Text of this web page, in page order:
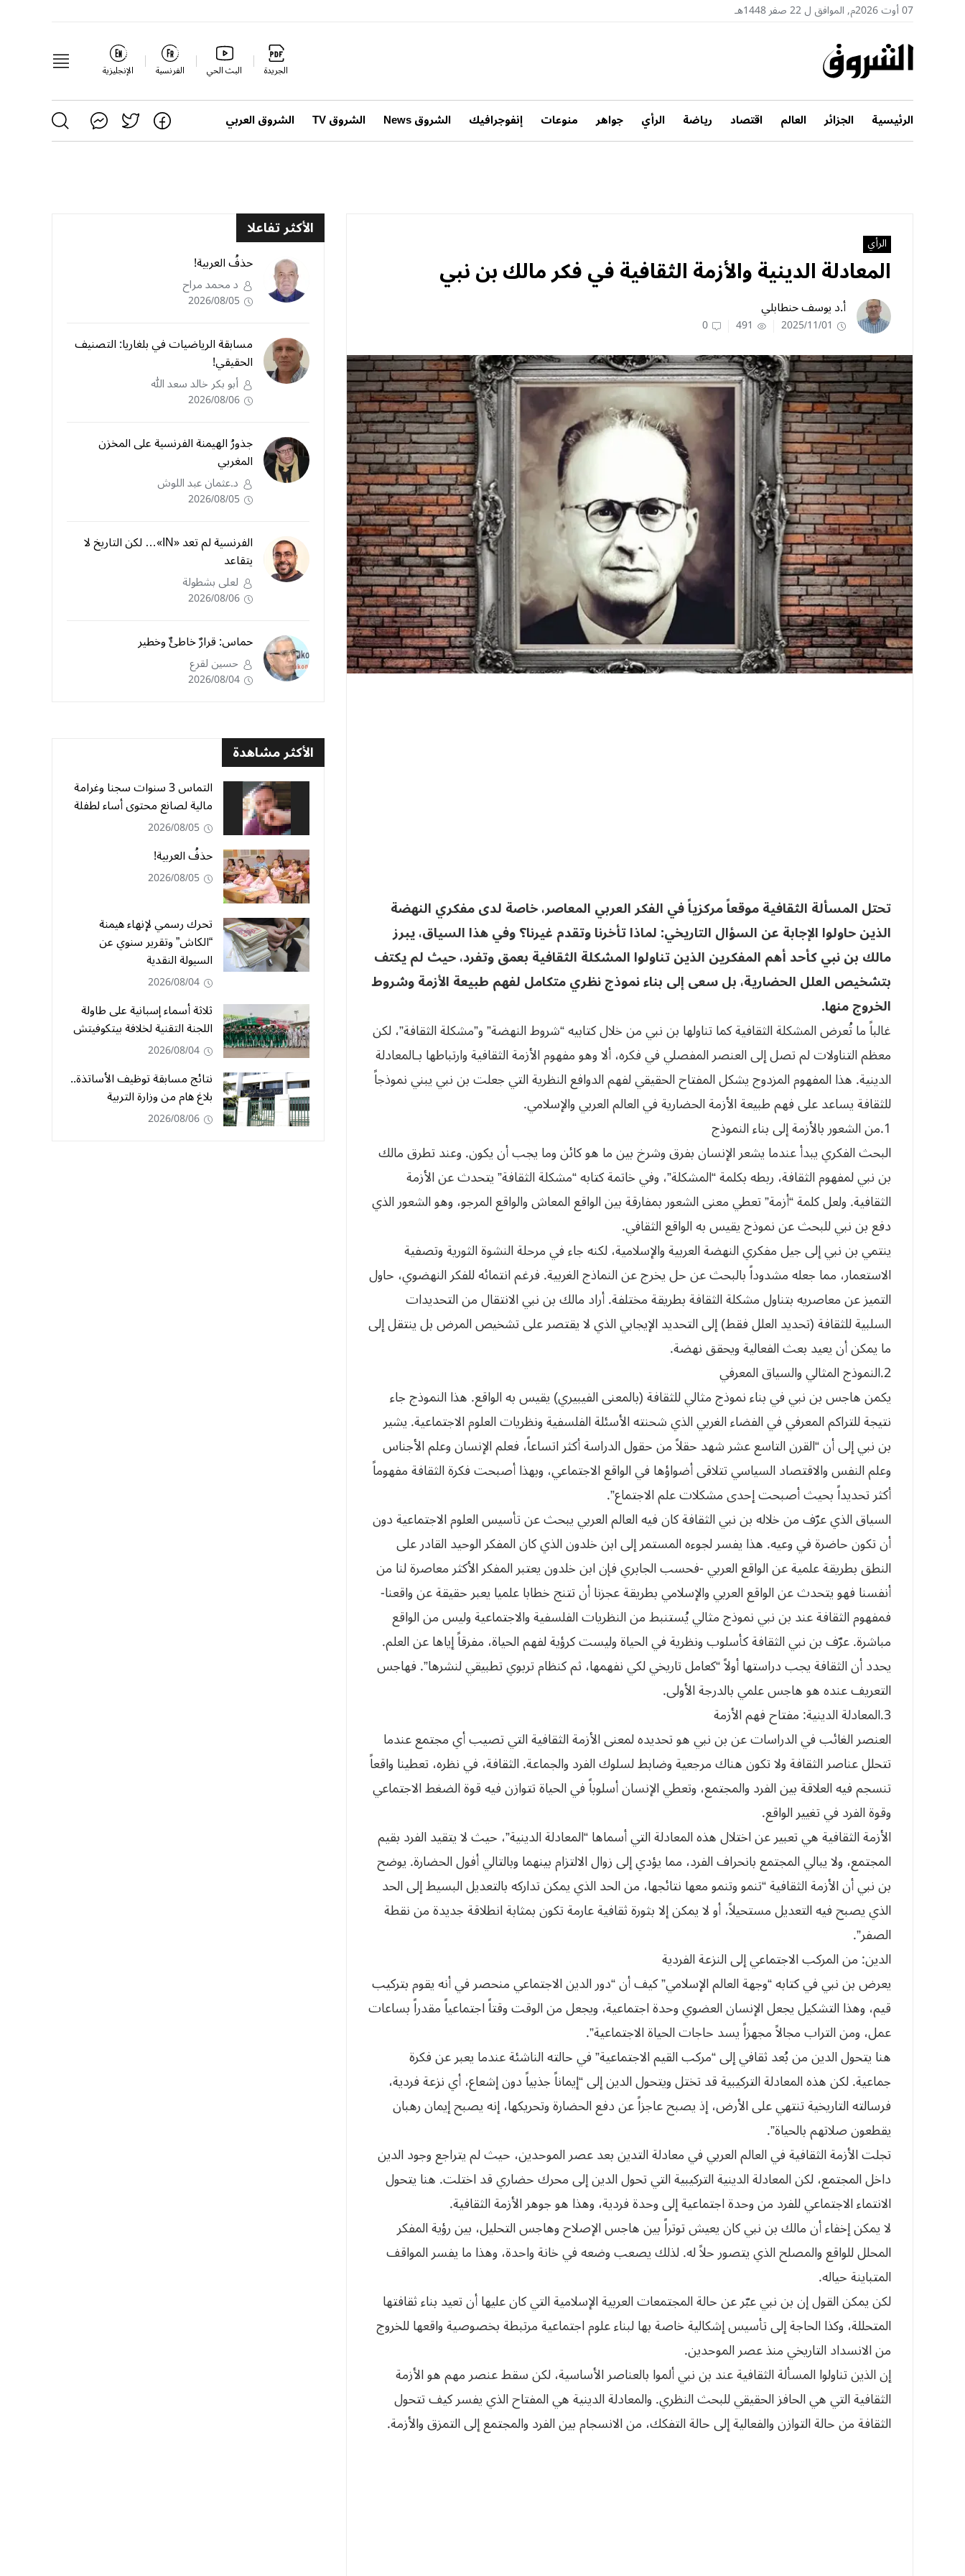
07 أوت 2026م, الموافق ل 22 صفر 1448هـ
الجريدة البث الحي الفرنسية الإنجليزية
الرئيسية الجزائر العالم اقتصاد رياضة الرأي جواهر منوعات إنفوجرافيك الشروق News الشروق TV الشروق العربي
الرأي
المعادلة الدينية والأزمة الثقافية في فكر مالك بن نبي
أ.د يوسف حنطابلي
2025/11/01
491
0
تحتل المسألة الثقافية موقعاً مركزياً في الفكر العربي المعاصر، خاصة لدى مفكري النهضة
الذين حاولوا الإجابة عن السؤال التاريخي: لماذا تأخرنا وتقدم غيرنا؟ وفي هذا السياق، يبرز
مالك بن نبي كأحد أهم المفكرين الذين تناولوا المشكلة الثقافية بعمق وتفرد، حيث لم يكتف
بتشخيص العلل الحضارية، بل سعى إلى بناء نموذج نظري متكامل لفهم طبيعة الأزمة وشروط
الخروج منها.
غالباً ما تُعرض المشكلة الثقافية كما تناولها بن نبي من خلال كتابيه “شروط النهضة” و”مشكلة الثقافة”، لكن
معظم التناولات لم تصل إلى العنصر المفصلي في فكره، ألا وهو مفهوم الأزمة الثقافية وارتباطها بـالمعادلة
الدينية. هذا المفهوم المزدوج يشكل المفتاح الحقيقي لفهم الدوافع النظرية التي جعلت بن نبي يبني نموذجاً
للثقافة يساعد على فهم طبيعة الأزمة الحضارية في العالم العربي والإسلامي.
1.من الشعور بالأزمة إلى بناء النموذج
البحث الفكري يبدأ عندما يشعر الإنسان بفرق وشرخ بين ما هو كائن وما يجب أن يكون. وعند تطرق مالك
بن نبي لمفهوم الثقافة، ربطه بكلمة “المشكلة”، وفي خاتمة كتابه “مشكلة الثقافة” يتحدث عن الأزمة
الثقافية. ولعل كلمة “أزمة” تعطي معنى الشعور بمفارقة بين الواقع المعاش والواقع المرجو، وهو الشعور الذي
دفع بن نبي للبحث عن نموذج يقيس به الواقع الثقافي.
ينتمي بن نبي إلى جيل مفكري النهضة العربية والإسلامية، لكنه جاء في مرحلة النشوة الثورية وتصفية
الاستعمار، مما جعله مشدوداً بالبحث عن حل يخرج عن النماذج الغربية. فرغم انتمائه للفكر النهضوي، حاول
التميز عن معاصريه بتناول مشكلة الثقافة بطريقة مختلفة. أراد مالك بن نبي الانتقال من التحديدات
السلبية للثقافة (تحديد العلل فقط) إلى التحديد الإيجابي الذي لا يقتصر على تشخيص المرض بل ينتقل إلى
ما يمكن أن يعيد بعث الفعالية ويحقق نهضة.
2.النموذج المثالي والسياق المعرفي
يكمن هاجس بن نبي في بناء نموذج مثالي للثقافة (بالمعنى الفيبيري) يقيس به الواقع. هذا النموذج جاء
نتيجة للتراكم المعرفي في الفضاء الغربي الذي شحنته الأسئلة الفلسفية ونظريات العلوم الاجتماعية. يشير
بن نبي إلى أن “القرن التاسع عشر شهد حقلاً من حقول الدراسة أكثر اتساعاً، فعلم الإنسان وعلم الأجناس
وعلم النفس والاقتصاد السياسي تتلاقى أضواؤها في الواقع الاجتماعي، وبهذا أصبحت فكرة الثقافة مفهوماً
أكثر تحديداً بحيث أصبحت إحدى مشكلات علم الاجتماع”.
السياق الذي عرّف من خلاله بن نبي الثقافة كان فيه العالم العربي يبحث عن تأسيس العلوم الاجتماعية دون
أن تكون حاضرة في وعيه. هذا يفسر لجوءه المستمر إلى ابن خلدون الذي كان المفكر الوحيد القادر على
النطق بطريقة علمية عن الواقع العربي -فحسب الجابري فإن ابن خلدون يعتبر المفكر الأكثر معاصرة لنا من
أنفسنا فهو يتحدث عن الواقع العربي والإسلامي بطريقة عجزنا أن تتنج خطابا علميا يعبر حقيقة عن واقعنا-
فمفهوم الثقافة عند بن نبي نموذج مثالي يُستنبط من النظريات الفلسفية والاجتماعية وليس من الواقع
مباشرة. عرّف بن نبي الثقافة كأسلوب ونظرية في الحياة وليست كرؤية لفهم الحياة، مفرقاً إياها عن العلم.
يحدد أن الثقافة يجب دراستها أولاً “كعامل تاريخي لكي نفهمها، ثم كنظام تربوي تطبيقي لنشرها”. فهاجس
التعريف عنده هو هاجس علمي بالدرجة الأولى.
3.المعادلة الدينية: مفتاح فهم الأزمة
العنصر الغائب في الدراسات عن بن نبي هو تحديده لمعنى الأزمة الثقافية التي تصيب أي مجتمع عندما
تتحلل عناصر الثقافة ولا تكون هناك مرجعية وضابط لسلوك الفرد والجماعة. الثقافة، في نظره، تعطينا واقعاً
تنسجم فيه العلاقة بين الفرد والمجتمع، وتعطي الإنسان أسلوباً في الحياة تتوازن فيه قوة الضغط الاجتماعي
وقوة الفرد في تغيير الواقع.
الأزمة الثقافية هي تعبير عن اختلال هذه المعادلة التي أسماها “المعادلة الدينية”، حيث لا يتقيد الفرد بقيم
المجتمع، ولا يبالي المجتمع بانحراف الفرد، مما يؤدي إلى زوال الالتزام بينهما وبالتالي أفول الحضارة. يوضح
بن نبي أن الأزمة الثقافية “تنمو وتنمو معها نتائجها، من الحد الذي يمكن تداركه بالتعديل البسيط إلى الحد
الذي يصبح فيه التعديل مستحيلاً، أو لا يمكن إلا بثورة ثقافية عارمة تكون بمثابة انطلاقة جديدة من نقطة
الصفر”.
الدين: من المركب الاجتماعي إلى النزعة الفردية
يعرض بن نبي في كتابه “وجهة العالم الإسلامي” كيف أن “دور الدين الاجتماعي منحصر في أنه يقوم بتركيب
قيم، وهذا التشكيل يجعل الإنسان العضوي وحدة اجتماعية، ويجعل من الوقت وقتاً اجتماعياً مقدراً بساعات
عمل، ومن التراب مجالاً مجهزاً يسد حاجات الحياة الاجتماعية”.
هنا يتحول الدين من بُعد ثقافي إلى “مركب القيم الاجتماعية” في حالته الناشئة عندما يعبر عن فكرة
جماعية. لكن هذه المعادلة التركيبية قد تختل ويتحول الدين إلى “إيماناً جذبياً دون إشعاع، أي نزعة فردية،
فرسالته التاريخية تنتهي على الأرض، إذ يصبح عاجزاً عن دفع الحضارة وتحريكها، إنه يصبح إيمان رهبان
يقطعون صلاتهم بالحياة”.
تجلت الأزمة الثقافية في العالم العربي في معادلة التدين بعد عصر الموحدين، حيث لم يتراجع وجود الدين
داخل المجتمع، لكن المعادلة الدينية التركيبية التي تحول الدين إلى محرك حضاري قد اختلت. هنا يتحول
الانتماء الاجتماعي للفرد من وحدة اجتماعية إلى وحدة فردية، وهذا هو جوهر الأزمة الثقافية.
لا يمكن إخفاء أن مالك بن نبي كان يعيش توتراً بين هاجس الإصلاح وهاجس التحليل، بين رؤية المفكر
المحلل للواقع والمصلح الذي يتصور حلاً له. لذلك يصعب وضعه في خانة واحدة، وهذا ما يفسر المواقف
المتباينة حياله.
لكن يمكن القول إن بن نبي عبّر عن حالة المجتمعات العربية الإسلامية التي كان عليها أن تعيد بناء ثقافتها
المتحللة، وكذا الحاجة إلى تأسيس إشكالية خاصة بها لبناء علوم اجتماعية مرتبطة بخصوصية واقعها للخروج
من الانسداد التاريخي منذ عصر الموحدين.
إن الذين تناولوا المسألة الثقافية عند بن نبي ألموا بالعناصر الأساسية، لكن سقط عنصر مهم هو الأزمة
الثقافية التي هي الحافز الحقيقي للبحث النظري. والمعادلة الدينية هي المفتاح الذي يفسر كيف تتحول
الثقافة من حالة التوازن والفعالية إلى حالة التفكك، من الانسجام بين الفرد والمجتمع إلى التمزق والأزمة.
الأكثر تفاعلا
حذفُ العربية!
د محمد مراح
2026/08/05
مسابقة الرياضيات في بلغاريا: التصنيف
الحقيقي!
أبو بكر خالد سعد الله
2026/08/06
جذورُ الهيمنة الفرنسية على المخزن
المغربي
د.عثمان عبد اللوش
2026/08/05
الفرنسية لم تعد «IN»… لكن التاريخ لا
يتقاعد
لعلى بشطولة
2026/08/06
حماس: قرارٌ خاطئٌ وخطير
حسين لقرع
2026/08/04
الأكثر مشاهدة
التماس 3 سنوات سجنا وغرامة
مالية لصانع محتوى أساء لطفلة
2026/08/05
حذفُ العربية!
2026/08/05
تحرك رسمي لإنهاء هيمنة
“الكاش” وتقرير سنوي عن
السيولة النقدية
2026/08/04
ثلاثة أسماء إسبانية على طاولة
اللجنة التقنية لخلافة بيتكوفيتش
2026/08/04
نتائج مسابقة توظيف الأساتذة..
بلاغ هام من وزارة التربية
2026/08/06